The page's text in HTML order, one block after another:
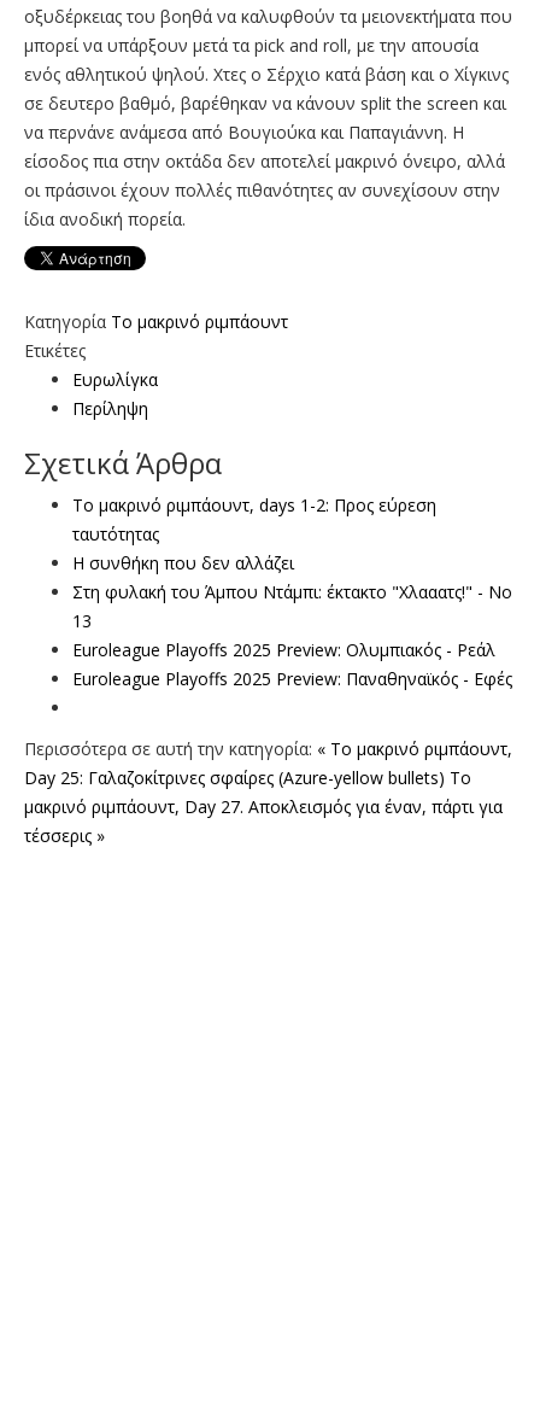
οξυδέρκειας του βοηθά να καλυφθούν τα μειονεκτήματα που
μπορεί να υπάρξουν μετά τα pick and roll, με την απουσία
ενός αθλητικού ψηλού. Χτες ο Σέρχιο κατά βάση και ο Χίγκινς
σε δευτερο βαθμό, βαρέθηκαν να κάνουν split the screen και
να περνάνε ανάμεσα από Βουγιούκα και Παπαγιάννη. Η
είσοδος πια στην οκτάδα δεν αποτελεί μακρινό όνειρο, αλλά
οι πράσινοι έχουν πολλές πιθανότητες αν συνεχίσουν στην
ίδια ανοδική πορεία.
Κατηγορία To μακρινό ριμπάουντ
Ετικέτες
Ευρωλίγκα
Περίληψη
Σχετικά Άρθρα
To μακρινό ριμπάουντ, days 1-2: Προς εύρεση
ταυτότητας
Η συνθήκη που δεν αλλάζει
Στη φυλακή του Άμπου Ντάμπι: έκτακτο "Χλααατς!" - Νο
13
Euroleague Playoffs 2025 Preview: Ολυμπιακός - Ρεάλ
Euroleague Playoffs 2025 Preview: Παναθηναϊκός - Εφές
Περισσότερα σε αυτή την κατηγορία: « To μακρινό ριμπάουντ,
Day 25: Γαλαζοκίτρινες σφαίρες (Azure-yellow bullets) Το
μακρινό ριμπάουντ, Day 27. Αποκλεισμός για έναν, πάρτι για
τέσσερις »